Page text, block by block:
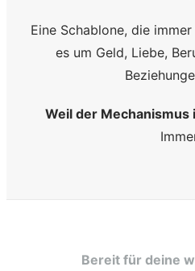
Eine Schablone, die
es um Geld, Liebe,
Weil der
Bereit für deine